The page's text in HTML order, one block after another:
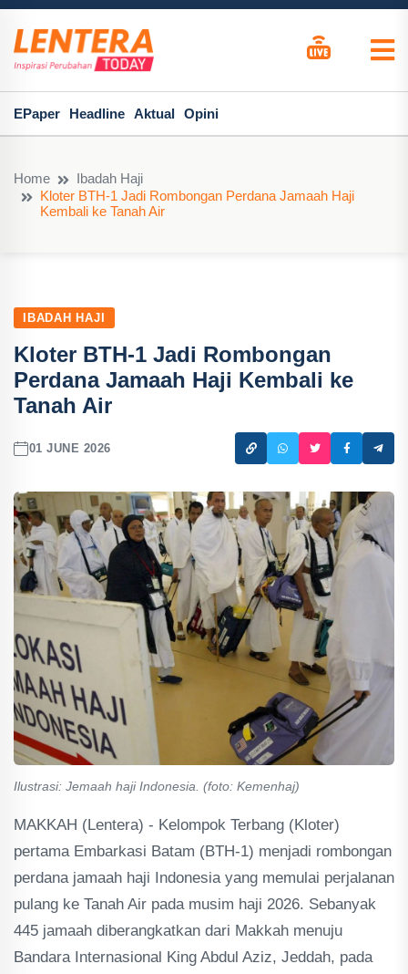
EPaper Headline Aktual Opini
Home
Ibadah Haji
Kloter BTH-1 Jadi Rombongan Perdana Jamaah Haji
Kembali ke Tanah Air
IBADAH HAJI
Kloter BTH-1 Jadi Rombongan
Perdana Jamaah Haji Kembali ke
Tanah Air
01 JUNE 2026
Ilustrasi: Jemaah haji Indonesia. (foto: Kemenhaj)
MAKKAH (Lentera) - Kelompok Terbang (Kloter)
pertama Embarkasi Batam (BTH-1) menjadi rombongan
perdana jamaah haji Indonesia yang memulai perjalanan
pulang ke Tanah Air pada musim haji 2026. Sebanyak
445 jamaah diberangkatkan dari Makkah menuju
Bandara Internasional King Abdul Aziz, Jeddah, pada